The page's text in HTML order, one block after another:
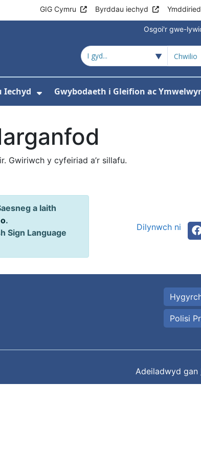
GIG Cymru Byrddau iechyd
Osgoi'r gwe-
Iechyd Gwybodaeth i Gleifion ac Ymwelwyr
Gwiriwch y cyfeiriad a’r sillafu.
a Iaith
.
Sign Language
Dilynwch ni
Polisi
Adeiladwyd gan